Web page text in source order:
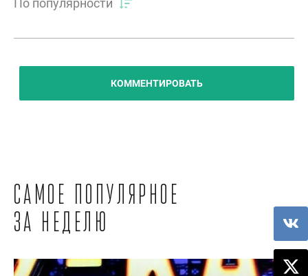
По популярности
КОММЕНТИРОВАТЬ
Самое популярное
за неделю